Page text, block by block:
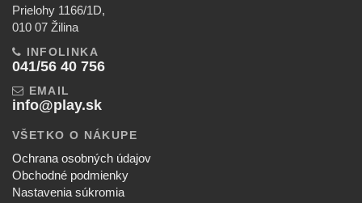
Prielohy 1166/1D,
010 07 Žilina
INFOLINKA
041/56 40 756
EMAIL
info@play.sk
VŠETKO O NÁKUPE
Ochrana osobných údajov
Obchodné podmienky
Nastavenia súkromia